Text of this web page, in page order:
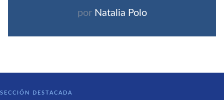
por Natalia Polo
SECCIÓN DESTACADA